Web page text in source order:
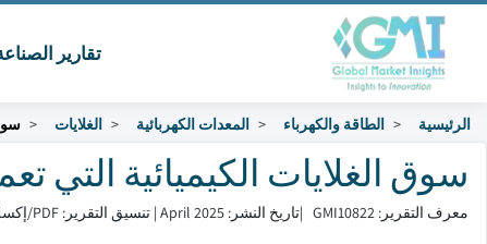
تقارير
الرئيسية الطاقة والكهرباء المعدات الكهربائية الغلايات
سوق الغلايات الكيميائية التي تعمل
معرف التقرير: GMI10822 |تاريخ النشر: April 2025 | تنسيق التقرير: PDF/إكسل/لوحة التحكم/منصة